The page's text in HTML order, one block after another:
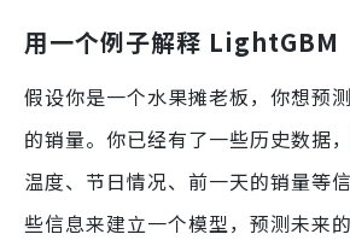
用一个例子解释 LightGBM
假设你是一个水果摊老板，你想预
的销量。你已经有了一些历史数据
温度、节日情况、前一天的销量等
些信息来建立一个模型，预测未来的